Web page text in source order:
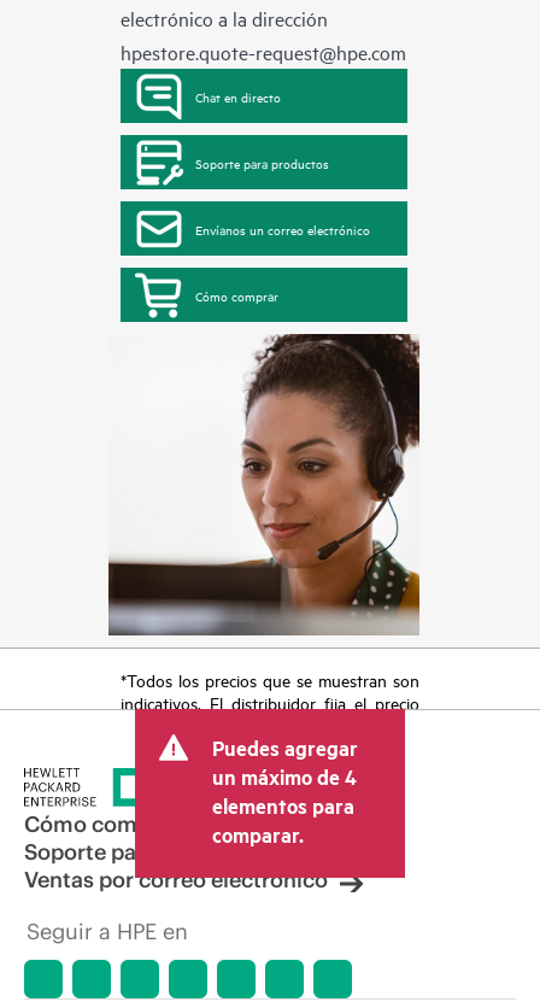
electrónico a la dirección
hpestore.quote-request@hpe.com
Chat en directo
Soporte para productos
Envíanos un correo electrónico
Cómo comprar
*Todos los precios que se muestran son
indicativos. El distribuidor fija el precio
otros conceptos, como los impuestos a
la venta, el IVA y el envío. El precio de la
transacción que establece el distribuidor
puede variar con respecto a otros
distribuidores y al precio indicativo
mostrado. El precio indicativo puede
incluir ofertas promocionales por tiempo
hacer ajustes de precios en cualquier
momento por motivos que incluyen, a
Puedes agregar
un máximo de 4
elementos para
comparar.
Cómo comprar
Soporte para productos
Ventas por correo electrónico
Seguir a HPE en